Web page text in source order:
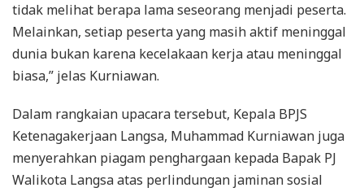
tidak melihat berapa lama seseorang menjadi peserta.
Melainkan, setiap peserta yang masih aktif meninggal
dunia bukan karena kecelakaan kerja atau meninggal
biasa,” jelas Kurniawan.
Dalam rangkaian upacara tersebut, Kepala BPJS
Ketenagakerjaan Langsa, Muhammad Kurniawan juga
menyerahkan piagam penghargaan kepada Bapak PJ
Walikota Langsa atas perlindungan jaminan sosial